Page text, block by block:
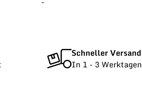
Schneller Versand
In 1 - 3 Werktagen